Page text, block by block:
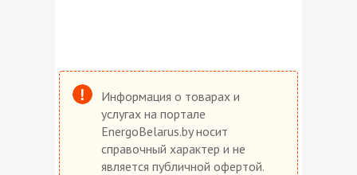
Информация о товарах и
услугах на портале
EnergoBelarus.by носит
справочный характер и не
является публичной офертой.